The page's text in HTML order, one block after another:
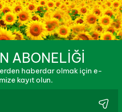
ABONELİĞİ
haberdar olmak için e-
kayıt olun.